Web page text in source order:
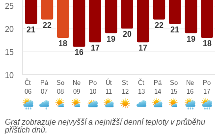
21
22
18
16
17
19
20
17
22
21
19
18
25
20
15
10
Čt
06
Pá
07
So
08
Ne
09
Po
10
Út
11
St
12
Čt
13
Pá
14
So
15
Ne
16
Po
17
Graf zobrazuje nejvyšší a nejnižší denní teploty v průběhu
příštích dnů.